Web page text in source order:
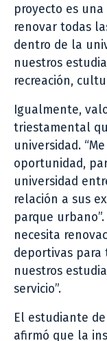
proyecto es
renovar todas
dentro de la
nuestros
recreación,
Igualmente,
triestamental
universidad.
oportunidad,
universidad
relación a sus
parque
necesita
deportivas para
nuestros
servicio”.
El estudiante
afirmó que la